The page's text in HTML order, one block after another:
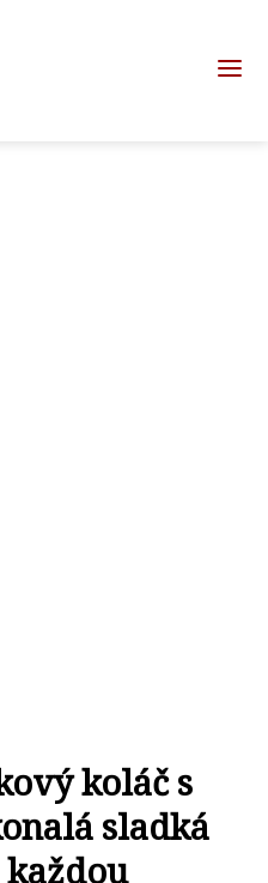
koláč s
sladká